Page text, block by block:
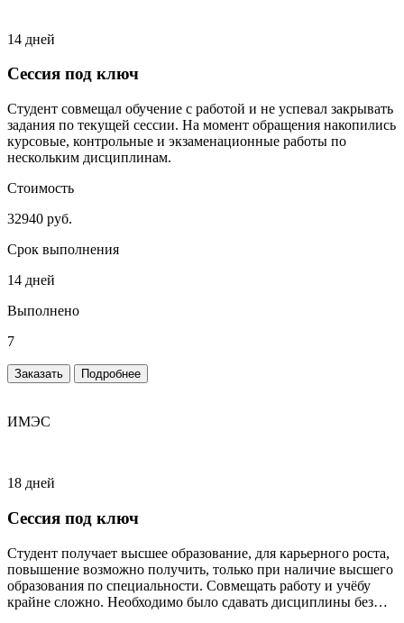
14 дней
Сессия под ключ
Студент совмещал обучение с работой и не успевал закрывать
задания по текущей сессии. На момент обращения накопились
курсовые, контрольные и экзаменационные работы по
нескольким дисциплинам.
Стоимость
32940 руб.
Срок выполнения
14 дней
Выполнено
7
Заказать Подробнее
ИМЭС
18 дней
Сессия под ключ
Студент получает высшее образование, для карьерного роста,
повышение возможно получить, только при наличие высшего
образования по специальности. Совмещать работу и учёбу
крайне сложно. Необходимо было сдавать дисциплины без